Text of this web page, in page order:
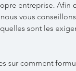
entreprise. Afin
vous
sont les
sur comment